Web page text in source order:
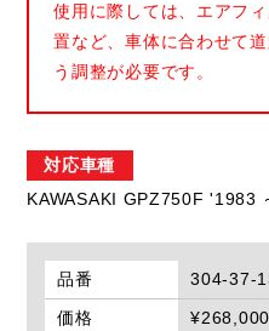
使用に際しては、エアフ
置など、車体に合わせて
う調整が必要です。
対応車種
KAWASAKI GPZ750F '1983
品番
304-37-
価格